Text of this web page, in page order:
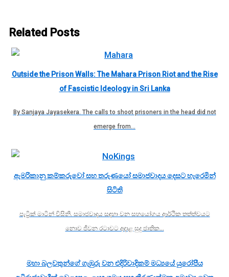
Related Posts
Outside the Prison Walls: The Mahara Prison Riot and the Rise
of Fascistic Ideology in Sri Lanka
By Sanjaya Jayasekera. The calls to shoot prisoners in the head did not
emerge from…
ඇමරිකානු කම්කරුවෝ සහ තරුණයෝ සමාජවාදය දෙසට හැරෙමින්
සිටිති
පැට්‍රික් මාටින් විසිනි. සමාජවාදය සඳහා වන සහයෝගය ආර්ථික තත්ත්වයට
නොව ජීවන රටාවට අදාළ සුදු ජාතික…
මහා බලවතුන්ගේ ගැඹුරු වන එදිරිවාදිකම් මධ්‍යයේ යුරෝපීය